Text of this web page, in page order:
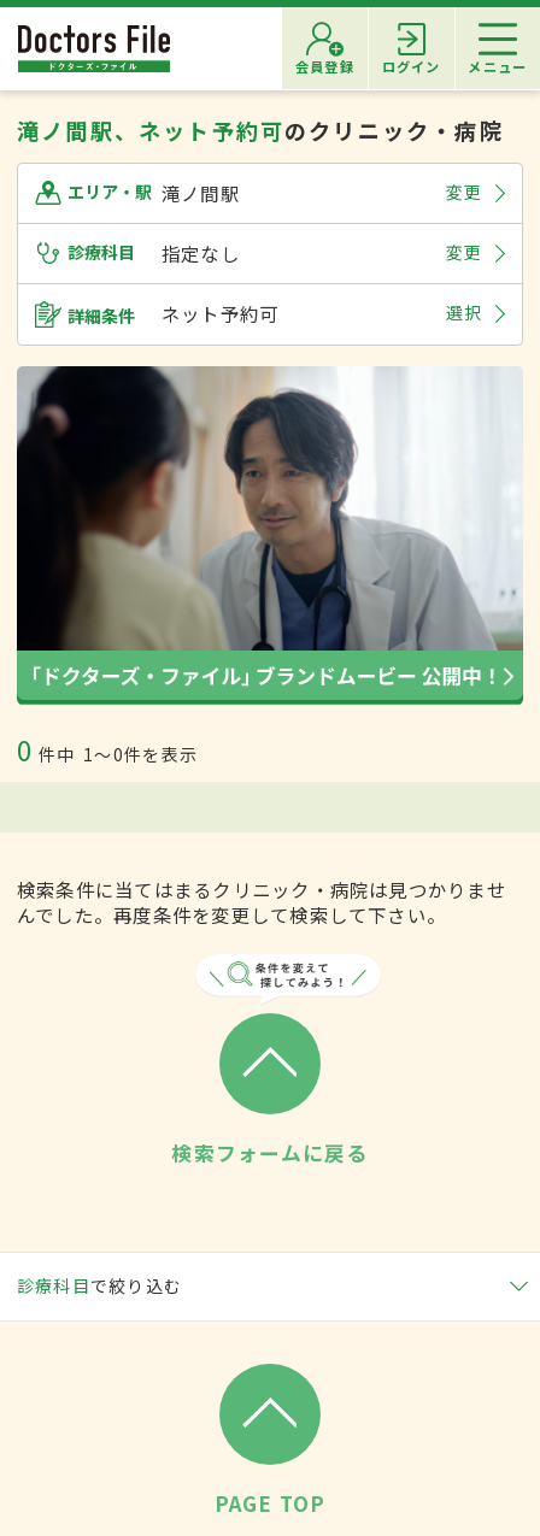
会員登録 ログイン メニュー
滝ノ間駅、ネット予約可のクリニック・病院
エリア・駅 滝ノ間駅 変更
診療科目 指定なし 変更
詳細条件 ネット予約可 選択
0 件中 1〜0件を表示
検索条件に当てはまるクリニック・病院は見つかりませ
んでした。再度条件を変更して検索して下さい。
検索フォームに戻る
診療科目で絞り込む
PAGE TOP